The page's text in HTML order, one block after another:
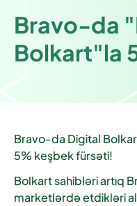
Bravo-da
Bolkart"la
Bravo-da Digital
5% keşbek fürsəti!
Bolkart sahibləri artıq
marketlərdə etdikləri